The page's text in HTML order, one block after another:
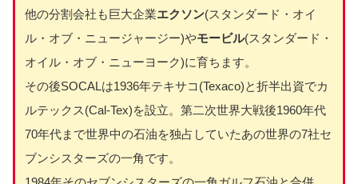
他の分割会社も巨大企業エクソン(スタンダード・オイ
ル・オブ・ニュージャージー)やモービル(スタンダード・
オイル・オブ・ニューヨーク)に育ちます。
その後SOCALは1936年テキサコ(Texaco)と折半出資でカ
ルテックス(Cal-Tex)を設立。第二次世界大戦後1960年代
70年代まで世界中の石油を独占していたあの世界の7社セ
ブンシスターズの一角です。